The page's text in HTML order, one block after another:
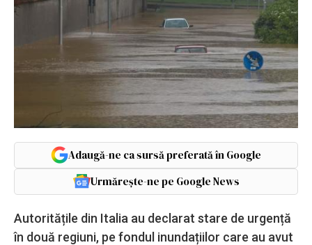
Adaugă-ne ca sursă preferată în Google
Urmărește-ne pe Google News
Autoritățile din Italia au declarat stare de urgență
în două regiuni, pe fondul inundațiilor care au avut